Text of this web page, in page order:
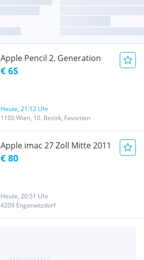
Apple Pencil 2. Generation
€ 65
Heute, 21:12 Uhr
1100 Wien, 10. Bezirk, Favoriten
Apple imac 27 Zoll Mitte 2011
€ 80
Heute, 20:51 Uhr
4209 Engerwitzdorf